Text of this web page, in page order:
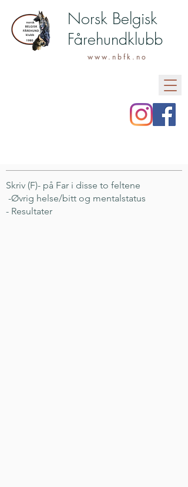
Norsk Belgisk
Fårehundklubb
www.nbfk.no
Skriv (F)- på Far i disse to feltene
-Øvrig helse/bitt og mentalstatus
- Resultater